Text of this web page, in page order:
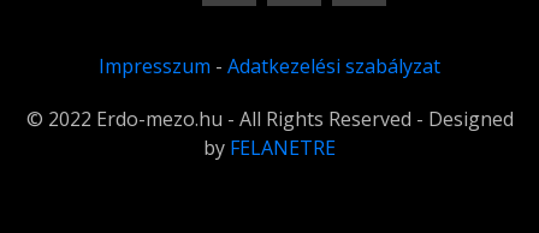
Impresszum - Adatkezelési szabályzat
© 2022 Erdo-mezo.hu - All Rights Reserved - Designed
by FELANETRE